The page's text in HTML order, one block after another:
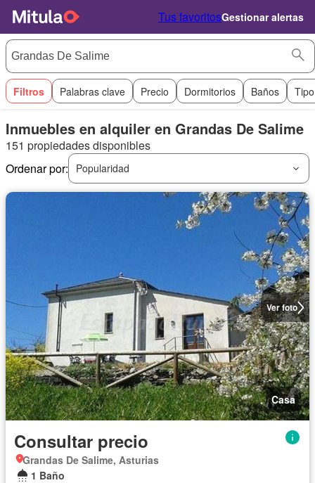
Tus favoritosGestionar alertas
Filtros Palabras clave Precio Dormitorios Baños
Inmuebles en alquiler en Grandas De Salime
151 propiedades disponibles
Ordenar por:
Popularidad
Ver foto
Casa
Consultar precio
Grandas De Salime, Asturias
1 Baño